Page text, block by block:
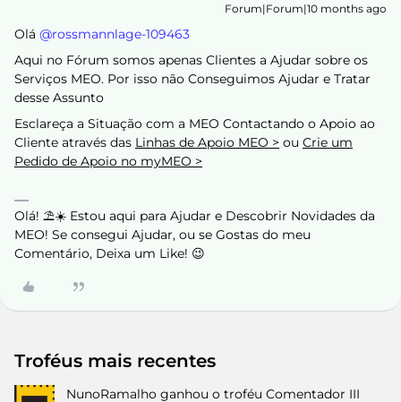
Forum|Forum|10 months ago
Olá ​ @rossmannlage-109463
Aqui no Fórum somos apenas Clientes a Ajudar sobre os
Serviços MEO. Por isso não Conseguimos Ajudar e Tratar
desse Assunto
Esclareça a Situação com a MEO Contactando o Apoio ao
Cliente através das Linhas de Apoio MEO > ou Crie um
Pedido de Apoio no myMEO >
Olá! ⛱️☀️ Estou aqui para Ajudar e Descobrir Novidades da
MEO! Se consegui Ajudar, ou se Gostas do meu
Comentário, Deixa um Like! 😉
Troféus mais recentes
NunoRamalho ganhou o troféu Comentador III